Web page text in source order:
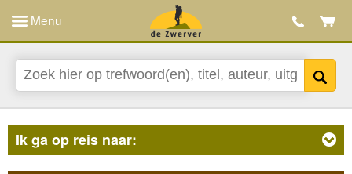
Menu
Ik ga op reis naar: